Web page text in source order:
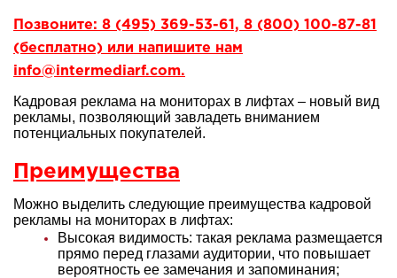
Позвоните: 8 (495) 369-53-61, 8 (800) 100-87-81
(бесплатно) или напишите нам
info@intermediarf.com.
Кадровая реклама на мониторах в лифтах – новый вид
рекламы, позволяющий завладеть вниманием
потенциальных покупателей.
Преимущества
Можно выделить следующие преимущества кадровой
рекламы на мониторах в лифтах:
Высокая видимость: такая реклама размещается
прямо перед глазами аудитории, что повышает
вероятность ее замечания и запоминания;